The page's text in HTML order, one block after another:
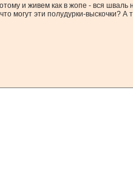
и живем как в жопе - вся
могут эти полудурки-выскочки?